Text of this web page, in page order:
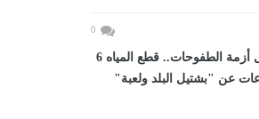
0
لحل أزمة الطفوحات.. قطع المياه 6
عن "بشتيل البلد ولعبة"